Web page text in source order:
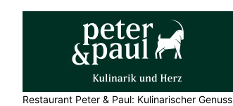
Restaurant Peter & Paul: Kulinarischer Genuss